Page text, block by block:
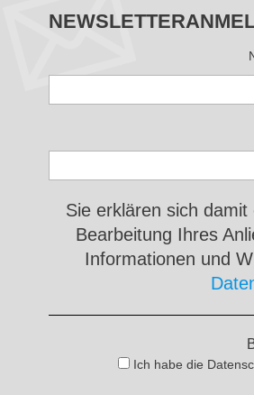
Sie erklären sich
Bearbeitung Ihres
Informationen und
Ich habe die